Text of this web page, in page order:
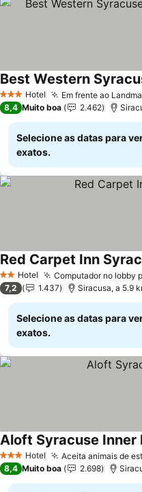
3 EstrelasHotel Em frente ao
8,4 Muito boa 2.462
Selecione as datas para
exatos.
2 Estrelas
Hotel Computador no lobby
Red Carpet Inn
7,2 1.437 Siracusa, a 5.9
Selecione as datas para
exatos.
3 EstrelasHotel Aceita animais de
Aloft Syracuse Inner
8,4 Muito boa 2.698